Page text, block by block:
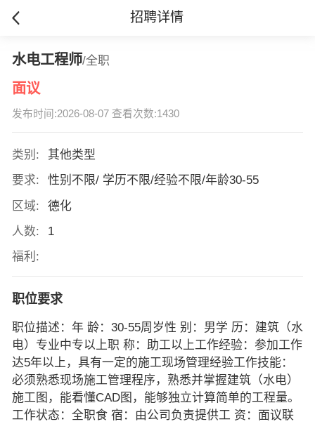
招聘详情
水电工程师/全职
面议
发布时间:2026-08-07 查看次数:1430
类别:
其他类型
要求:
性别不限/ 学历不限/经验不限/年龄30-55
区域:
德化
人数:
1
福利:
职位要求
职位描述：年 龄：30-55周岁性 别：男学 历：建筑（水
电）专业中专以上职 称：助工以上工作经验：参加工作
达5年以上，具有一定的施工现场管理经验工作技能：
必须熟悉现场施工管理程序，熟悉并掌握建筑（水电）
施工图，能看懂CAD图，能够独立计算简单的工程量。
工作状态：全职食 宿：由公司负责提供工 资：面议联